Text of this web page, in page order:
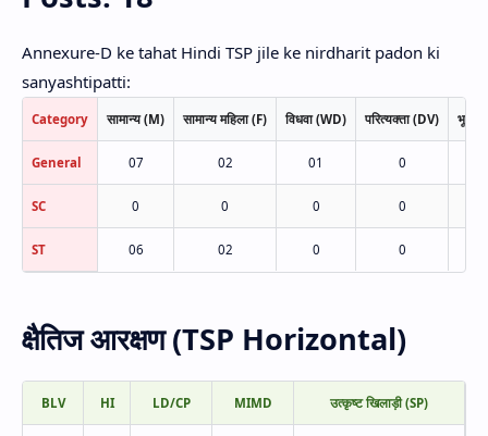
Annexure-D ke tahat Hindi TSP jile ke nirdharit padon ki
sanyashtipatti:
Category सामान्य (M) सामान्य महिला (F) विधवा (WD) परित्यक्ता (DV)
General 07 02 01 0
SC 0 0 0 0
ST 06 02 0 0
क्षैतिज आरक्षण (TSP Horizontal)
BLV HI LD/CP MIMD उत्कृष्ट खिलाड़ी (SP)